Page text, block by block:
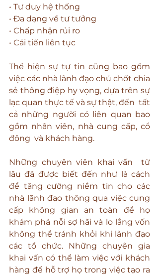
• Tư duy hệ thống
• Đa dạng về tư tưởng
• Chấp nhận rủi ro
• Cải tiến liên tục
Thể hiện sự tự tin cũng bao gồm
việc các nhà lãnh đạo chủ chốt chia
sẻ thông điệp hy vọng, dựa trên sự
lạc quan thực tế và sự thật, đến  tất
cả những người có liên quan bao
gồm nhân viên, nhà cung cấp, cổ
đông  và khách hàng.
Những chuyên viên khai vấn  từ
lâu đã được biết đến như là cách
để tăng cường niềm tin cho các
nhà lãnh đạo thông qua việc cung
cấp không gian an toàn để họ
khám phá nỗi sợ hãi và lo lắng vốn
không thể tránh khỏi khi lãnh đạo
các tổ chức. Những chuyên gia
khai vấn có thể làm việc với khách
hàng để hỗ trợ họ trong việc tạo ra